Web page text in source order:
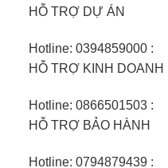
HỖ TRỢ DỰ ÁN
Hotline: 0394859000 :
HỖ TRỢ KINH DOANH
Hotline: 0866501503 :
HỖ TRỢ BẢO HÀNH
Hotline: 0794879439 :